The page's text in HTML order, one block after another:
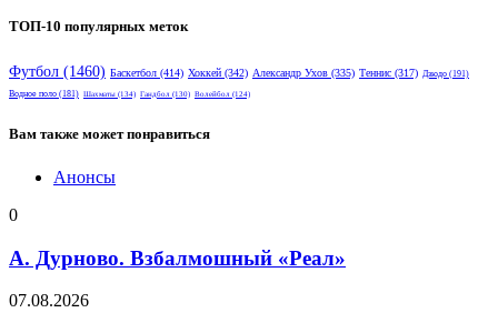
ТОП-10 популярных меток
Футбол (1460) Баскетбол (414) Хоккей (342) Александр Ухов (335) Теннис (317) Дзюдо (191)
Водное поло (181) Шахматы (134) Гандбол (130) Волейбол (124)
Вам также может понравиться
Анонсы
0
А. Дурново. Взбалмошный «Реал»
07.08.2026